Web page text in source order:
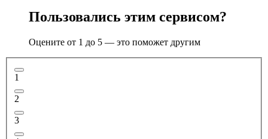
Пользовались этим сервисом?
Оцените от 1 до 5 — это поможет другим
1
2
3